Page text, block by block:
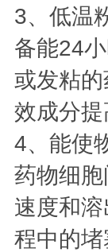
3、低温
备能24
或发粘
效成分
4、能使
药物细
速度和
程中的